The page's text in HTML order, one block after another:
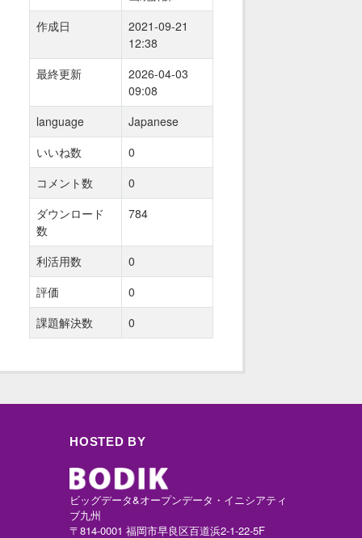
作成日
2021-09-21
12:38
最終更新
2026-04-03
09:08
language
Japanese
いいね数
0
コメント数
0
ダウンロード
数
784
利活用数
0
評価
0
課題解決数
0
HOSTED BY
ビッグデータ&オープンデータ・イニシアティ
ブ九州
〒814-0001 福岡市早良区百道浜2-1-22-5F